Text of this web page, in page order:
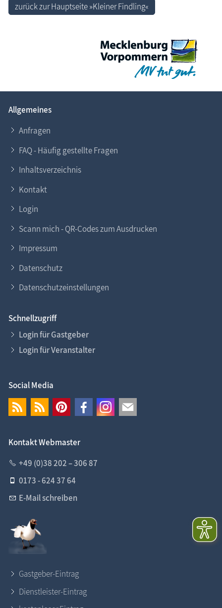
zurück zur Hauptseite »Kleiner Findling«
Allgemeines
Anfragen
FAQ - Häufig gestellte Fragen
Inhaltsverzeichnis
Kontakt
Login
Scann mich - QR-Codes zum Ausdrucken
Impressum
Datenschutz
Datenschutzeinstellungen
Schnellzugriff
Login für Gastgeber
Login für Veranstalter
Social Media
Kontakt Webmaster
+49 (0)38 202 – 306 87
0173 - 624 37 64
E-Mail schreiben
Gastgeber-Eintrag
Dienstleister-Eintrag